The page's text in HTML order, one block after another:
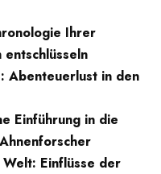
Ihrer
Abenteuerlust in den
Einführung in die
Einflüsse der